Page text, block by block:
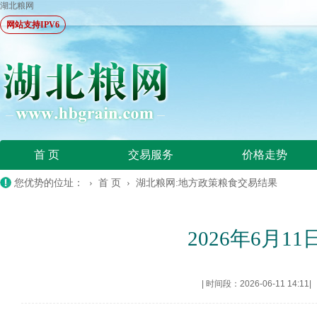
湖北粮网
网站支持IPV6
首 页 交易服务 价格走势
您优势的位址： › 首 页 › 湖北粮网:地方政策粮食交易结果
2026年6月11
时间段：2026-06-11 14:11